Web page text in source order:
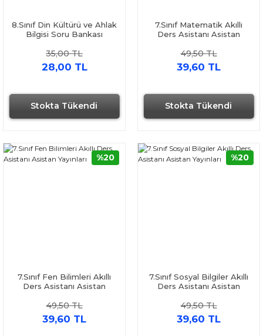
Stokta Tükendi
8.Sınıf Din Kültürü ve Ahlak
Bilgisi Soru Bankası
35,00 TL
28,00 TL
Stokta Tükendi
7.Sınıf Matematik Akıllı
Ders Asistanı Asistan
49,50 TL
39,60 TL
7.Sınıf Fen Bilimleri Akıllı
Ders Asistanı Asistan
49,50 TL
39,60 TL
%20
7.Sınıf Sosyal Bilgiler Akıllı
Ders Asistanı Asistan
49,50 TL
39,60 TL
%20